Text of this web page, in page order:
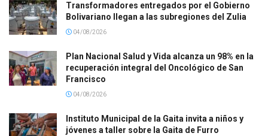
Transformadores entregados por el Gobierno
Bolivariano llegan a las subregiones del Zulia
04/08/2026
Plan Nacional Salud y Vida alcanza un 98% en la
recuperación integral del Oncológico de San
Francisco
04/08/2026
Instituto Municipal de la Gaita invita a niños y
jóvenes a taller sobre la Gaita de Furro